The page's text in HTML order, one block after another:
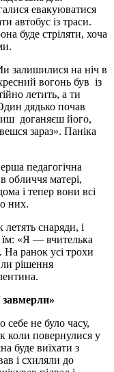
евакуюватися
автобус із траси.
буде стріляти, хоча
залишилися на ніч в
вогонь був із
летить, а ти
дядько почав
доганяєш його,
зараз». Паніка
педагогічна
обличчя матері,
і тепер вони всі
них.
снаряди, і
їм: «Я — вчителька
На ранок усі трохи
рішення
завмерли»
не було часу,
коли повернулися у
буде виїхати з
і схиляли до